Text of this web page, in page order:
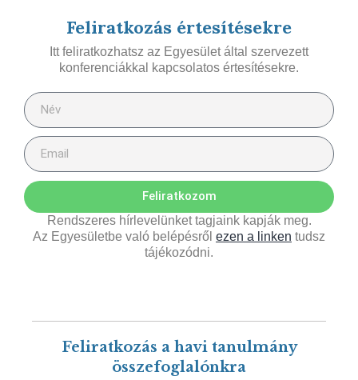
Feliratkozás értesítésekre
Itt feliratkozhatsz az Egyesület által szervezett
konferenciákkal kapcsolatos értesítésekre.
Feliratkozom
Rendszeres hírlevelünket tagjaink kapják meg.
Az Egyesületbe való belépésről ezen a linken tudsz
tájékozódni.
Feliratkozás a havi tanulmány
összefoglalónkra